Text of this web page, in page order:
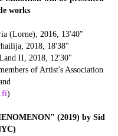
works
(Lorne), 2016, 13'40"
2018, 18'38"
II, 2018, 12'30"
of Artist's Association
)
(2019) by Sid